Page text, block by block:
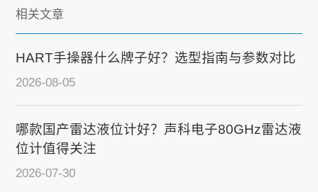
相关文章
HART手操器什么牌子好？选型指南与参数对比
2026-08-05
哪款国产雷达液位计好？声科电子80GHz雷达液
位计值得关注
2026-07-30